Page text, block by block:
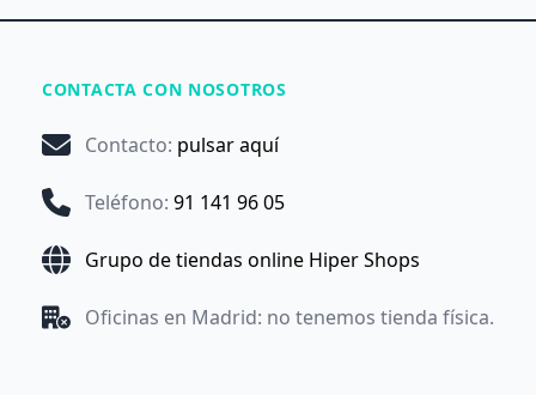
CONTACTA CON NOSOTROS
Contacto: pulsar aquí
Teléfono: 91 141 96 05
Grupo de tiendas online Hiper Shops
Oficinas en Madrid: no tenemos tienda física.